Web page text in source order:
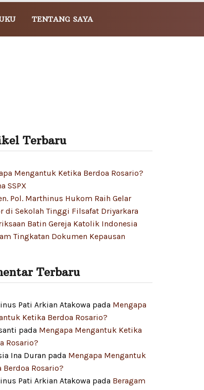
TENTANG SAYA
Terbaru
Mengantuk Ketika Berdoa Rosario?
SSPX
Pol. Marthinus Hukom Raih Gelar
di Sekolah Tinggi Filsafat Driyarkara
Batin Gereja Katolik Indonesia
Tingkatan Dokumen Kepausan
Terbaru
Pati Arkian Atakowa pada Mengapa
Ketika Berdoa Rosario?
pada Mengapa Mengantuk Ketika
Rosario?
Ina Duran pada Mengapa Mengantuk
Berdoa Rosario?
Pati Arkian Atakowa pada Beragam